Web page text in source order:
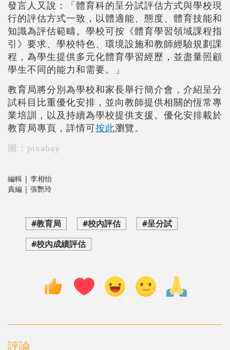
發言人又說：「體育科的呈分試評估方式與學校現
行的評估方式一致，以體適能、態度、體育技能和
知識為評估範疇。學校可按《體育學習領域課程指
引》要求、學校特色、環境設施和教師經驗規劃課
程，為學生提供多元化體育學習經歷，並盡量照顧
學生不同的能力和需要。」
教育局將分別為學校和家長舉行簡介會，介紹呈分
試科目比重優化安排，並向教師提供相關的恆常專
業培訓，以及持續為學校提供支援。優化安排載於
教育局專頁，詳情可按此瀏覽。
圖：pixabay
編輯 | 李相怡
責編 | 張艷玲
#教育局 #校內評估
#呈分試
#校內成績評估
評論